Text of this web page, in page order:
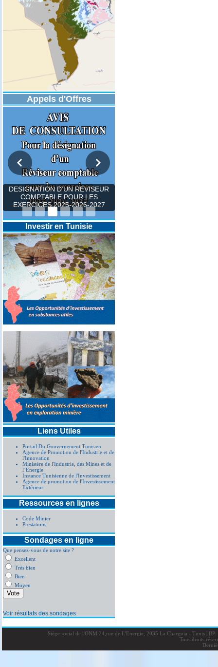
Appels d'Offres
DESIGNATION D’UN REVISEUR
COMPTABLE POUR LES
EXERCICES 2025-2026-2027
Investir en Tunisie
Liens Utiles
Portail Du Gouvernement Tunisien
Agence de Promotion de l'Industrie et de
l'Innovation
Ministère de l'Industrie, des Mines et de
l’Energie
Instance Tunisienne de l'Investissement
Agence de promotion de l'Investissement
Extérieur
Ressources en lignes
Code Minier
Prestations
Sondages en ligne
Que pensez-vous de notre site ?
Excellent
Très bien
Bien
Moyen
Voir résultats des sondages
Siège social de l'ONM 24,rue de L'Energie, 2035 La Charguia - Tunis |BP:
Tous droits